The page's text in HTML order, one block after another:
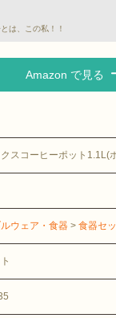
は、この私！！
Amazon で見る
クスコーヒーポット1.1L(
ウェア・食器 > 食器セ